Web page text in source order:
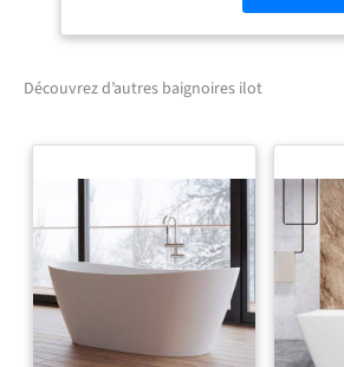
Découvrez d’autres baignoires ilot